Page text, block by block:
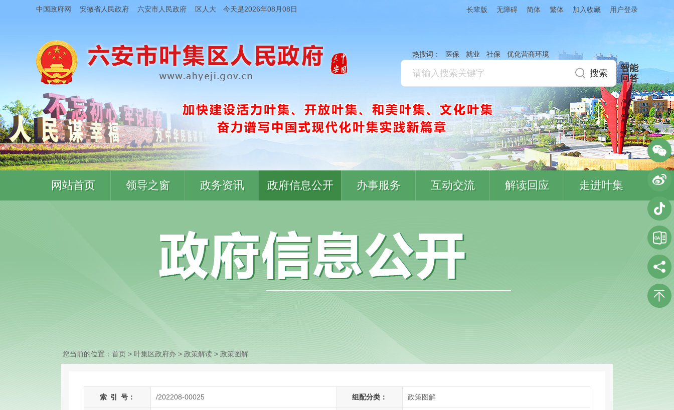
中国政府网 安徽省人民政府 六安市人民政府 区人大 今天是2026年08月08日 长辈版 无障碍 简体 繁体 加入收藏 用户登录
热搜词： 医保 就业 社保 优化营商环境
智能
问答
网站首页 领导之窗 政务资讯 政府信息公开 办事服务 互动交流 解读回应 走进叶集
您当前的位置： 首页> 叶集区政府办 > 政策解读 > 政策图解
索 引 号： /202208-00025 组配分类： 政策图解